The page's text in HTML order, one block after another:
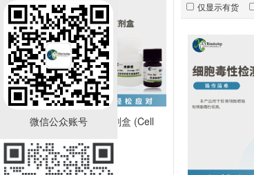
微信公众账号CCK8检测试剂盒 (Cell
XY9T001CK
￥299.00
已有0人购买
仅显示有货